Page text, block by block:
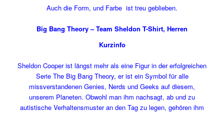
Auch die Form, und Farbe ist treu geblieben.
Big Bang Theory – Team Sheldon T-Shirt, Herren
Kurzinfo
Sheldon Cooper ist längst mehr als eine Figur in der erfolgreichen
Serie The Big Bang Theory, er ist ein Symbol für alle
missverstandenen Genies, Nerds und Geeks auf diesem,
unserem Planeten. Obwohl man ihm nachsagt, ab und zu
autistische Verhaltensmuster an den Tag zu legen, gehören ihm